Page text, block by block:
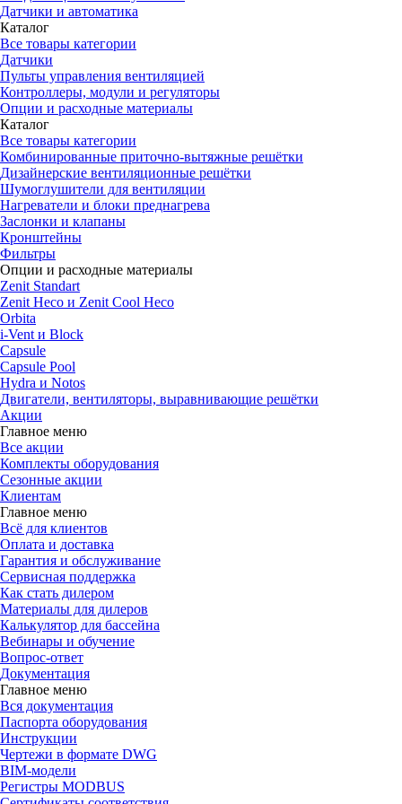
Датчики и автоматика
Каталог
Все товары категории
Датчики
Пульты управления вентиляцией
Контроллеры, модули и регуляторы
Опции и расходные материалы
Каталог
Все товары категории
Комбинированные приточно-вытяжные решётки
Дизайнерские вентиляционные решётки
Шумоглушители для вентиляции
Нагреватели и блоки преднагрева
Заслонки и клапаны
Кронштейны
Фильтры
Опции и расходные материалы
Zenit Standart
Zenit Heco и Zenit Cool Heco
Orbita
i-Vent и Block
Capsule
Capsule Pool
Hydra и Notos
Двигатели, вентиляторы, выравнивающие решётки
Акции
Главное меню
Все акции
Комплекты оборудования
Сезонные акции
Клиентам
Главное меню
Всё для клиентов
Оплата и доставка
Гарантия и обслуживание
Сервисная поддержка
Как стать дилером
Материалы для дилеров
Калькулятор для бассейна
Вебинары и обучение
Вопрос-ответ
Документация
Главное меню
Вся документация
Паспорта оборудования
Инструкции
Чертежи в формате DWG
BIM-модели
Регистры MODBUS